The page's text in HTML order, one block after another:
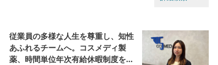
従業員の多様な人生を尊重し、知性
あふれるチームへ。コスメディ製
薬、時間単位年次有給休暇制度を導